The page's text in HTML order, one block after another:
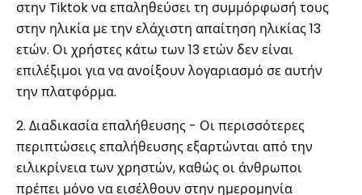
στην Tiktok να επαληθεύσει τη συμμόρφωσή τους
στην ηλικία με την ελάχιστη απαίτηση ηλικίας 13
ετών. Οι χρήστες κάτω των 13 ετών δεν είναι
επιλέξιμοι για να ανοίξουν λογαριασμό σε αυτήν
την πλατφόρμα.
2. Διαδικασία επαλήθευσης - Οι περισσότερες
περιπτώσεις επαλήθευσης εξαρτώνται από την
ειλικρίνεια των χρηστών, καθώς οι άνθρωποι
πρέπει μόνο να εισέλθουν στην ημερομηνία